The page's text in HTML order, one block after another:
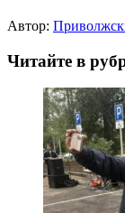
Автор:
Читайте в